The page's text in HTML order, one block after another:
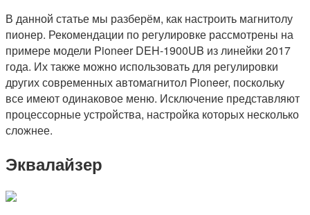
В данной статье мы разберём, как настроить магнитолу
пионер. Рекомендации по регулировке рассмотрены на
примере модели Pioneer DEH-1900UB из линейки 2017
года. Их также можно использовать для регулировки
других современных автомагнитол Pioneer, поскольку
все имеют одинаковое меню. Исключение представляют
процессорные устройства, настройка которых несколько
сложнее.
Эквалайзер